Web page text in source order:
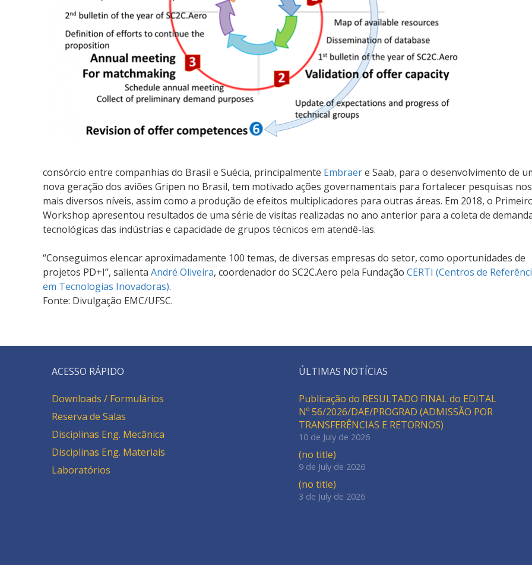
consórcio entre companhias do Brasil e Suécia, principalmente Embraere Saab, para o desenvolvimento de
nova geração dos aviões Gripen no Brasil, tem motivado ações governamentais para fortalecer pesquisas nos
mais diversos níveis, assim como a produção de efeitos multiplicadores para outras áreas. Em 2018, o
Workshop apresentou resultados de uma série de visitas realizadas no ano anterior para a coleta de
tecnológicas das indústrias e capacidade de grupos técnicos em atendê-las.
“Conseguimos elencar aproximadamente 100 temas, de diversas empresas do setor, como oportunidades de
projetos PD+I”, salienta André Oliveira, coordenador do SC2C.Aero pela Fundação CERTI (Centros de
em Tecnologias Inovadoras).
Fonte: Divulgação EMC/UFSC.
ACESSO RÁPIDO
Downloads / Formulários
Reserva de Salas
Disciplinas Eng. Mecânica
Disciplinas Eng. Materiais
Laboratórios
ÚLTIMAS NOTÍCIAS
Publicação do RESULTADO FINAL do EDITAL
Nº 56/2026/DAE/PROGRAD (ADMISSÃO POR
TRANSFERÊNCIAS E RETORNOS)
10 de July de 2026
(no title)
9 de July de 2026
(no title)
3 de July de 2026